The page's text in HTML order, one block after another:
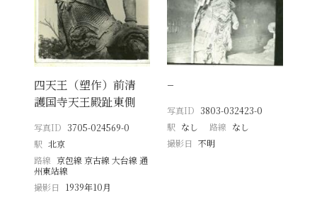
四天王（塑作）前清
護国寺天王殿趾東側
写真ID 3705-024569-0
駅 北京
路線 京包線 京古線 大台線 通
州東站線
撮影日
1939年10月
−
写真ID 3803-032423-0
駅 なし 路線 なし
撮影日 不明